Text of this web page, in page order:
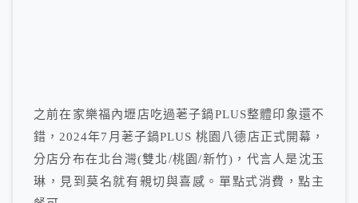
之前在家樂福內壢店吃過荖子鍋PLUS整體印象還不
錯，2024年7月荖子鍋PLUS 桃園八德店正式開幕，
分店分布在北台灣(雙北/桃園/新竹)，代言人是沈玉
琳，見到莫名就有親切與喜感。單點式消費，點主